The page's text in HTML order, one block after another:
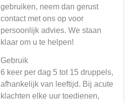
gebruiken, neem dan gerust
contact met ons op voor
persoonlijk advies. We staan
klaar om u te helpen!
Gebruik
6 keer per dag 5 tot 15 druppels,
afhankelijk van leeftijd. Bij acute
klachten elke uur toedienen,